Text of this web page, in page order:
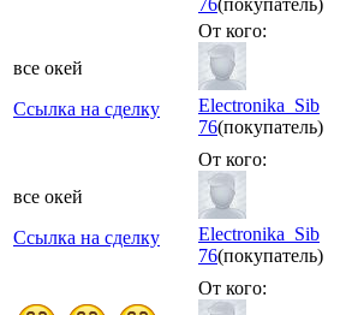
все окей
Ссылка на сделку
От кого:
Electronika_Sib
76(покупатель)
все окей
Ссылка на сделку
От кого:
Electronika_Sib
76(покупатель)
От кого: